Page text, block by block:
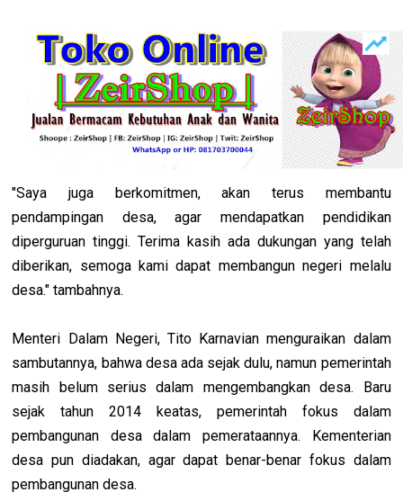
"Saya juga berkomitmen, akan terus membantu
pendampingan desa, agar mendapatkan pendidikan
diperguruan tinggi. Terima kasih ada dukungan yang telah
diberikan, semoga kami dapat membangun negeri melalu
desa." tambahnya.
Menteri Dalam Negeri, Tito Karnavian menguraikan dalam
sambutannya, bahwa desa ada sejak dulu, namun pemerintah
masih belum serius dalam mengembangkan desa. Baru
sejak tahun 2014 keatas, pemerintah fokus dalam
pembangunan desa dalam pemerataannya. Kementerian
desa pun diadakan, agar dapat benar-benar fokus dalam
pembangunan desa.